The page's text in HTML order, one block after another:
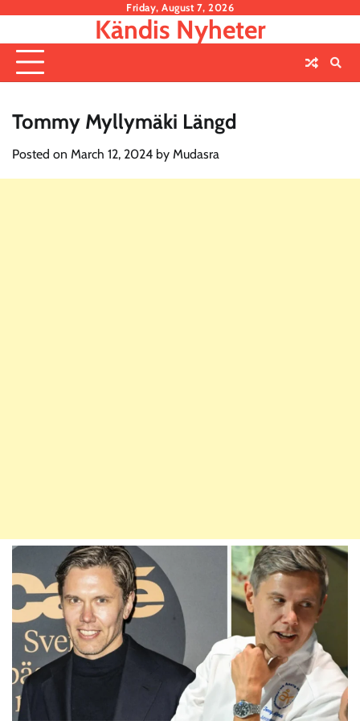
content
Friday, August 7, 2026
Kändis Nyheter
Tommy Myllymäki Längd
Posted on March 12, 2024 by Mudasra